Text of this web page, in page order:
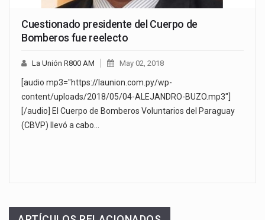
Cuestionado presidente del Cuerpo de
Bomberos fue reelecto
La Unión R800 AM May 02, 2018
[audio mp3="https://launion.com.py/wp-
content/uploads/2018/05/04-ALEJANDRO-BUZO.mp3"]
[/audio] El Cuerpo de Bomberos Voluntarios del Paraguay
(CBVP) llevó a cabo…